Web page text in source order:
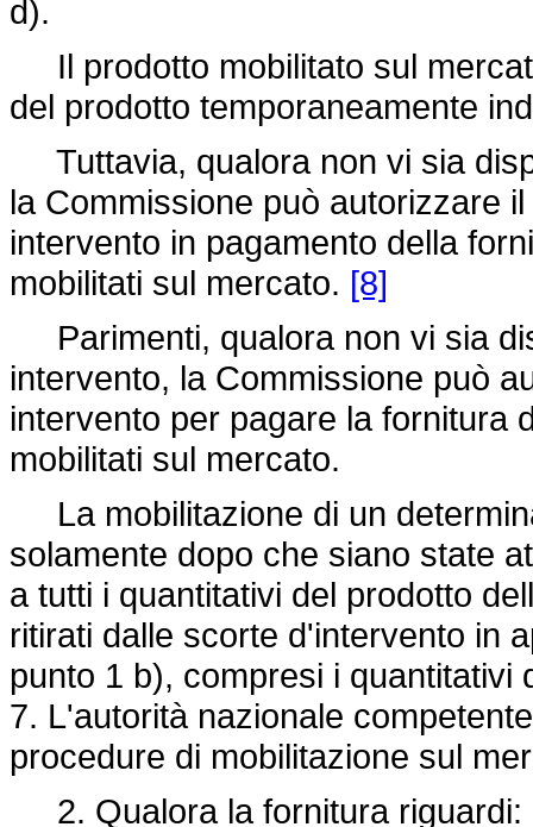
d).
Il prodotto mobilitato sul
del prodotto temporaneamente
Tuttavia, qualora non vi sia
la Commissione può autorizzare
intervento in pagamento della
mobilitati sul mercato. [8]
Parimenti, qualora non vi sia
intervento, la Commissione può
intervento per pagare la fornitura
mobilitati sul mercato.
La mobilitazione di un
solamente dopo che siano state
a tutti i quantitativi del prodotto
ritirati dalle scorte d'intervento in
punto 1 b), compresi i quantitativi
7. L'autorità nazionale
procedure di mobilitazione sul
2. Qualora la fornitura riguardi: